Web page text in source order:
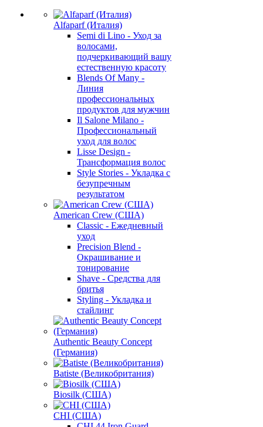
Alfaparf (Италия)
Semi di Lino - Уход за
волосами,
подчеркивающий вашу
естественную красоту
Blends Of Many -
Линия
профессиональных
продуктов для мужчин
Il Salone Milano -
Профессиональный
уход для волос
Lisse Design -
Трансформация волос
Style Stories - Укладка с
безупречным
результатом
American Crew (США)
Classic - Ежедневный
уход
Precision Blend -
Окрашивание и
тонирование
Shave - Средства для
бритья
Styling - Укладка и
стайлинг
Authentic Beauty Concept
(Германия)
Batiste (Великобритания)
Biosilk (США)
CHI (США)